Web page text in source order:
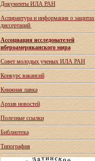
Документы ИЛА РАН
Аспирантура и информация о защитах
диссертаций
Ассоциация исследователей
ибероамериканского мира
Совет молодых ученых ИЛА РАН
Конкурс вакансий
Книжная лавка
Архив новостей
Полезные ссылки
Библиотека
Типография